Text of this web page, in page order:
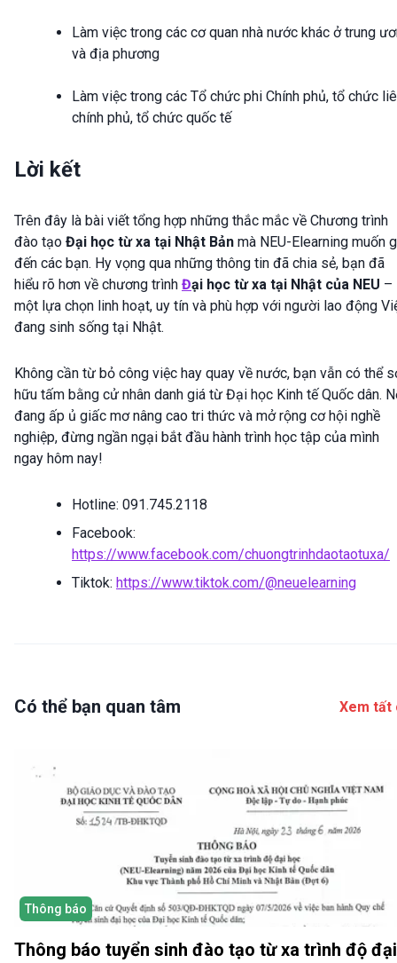
Làm việc trong các cơ quan nhà nước khác ở trung
và địa phương
Làm việc trong các Tổ chức phi Chính phủ, tổ chức
chính phủ, tổ chức quốc tế
Lời kết
Trên đây là bài viết tổng hợp những thắc mắc về Chương trình
đào tạo Đại học từ xa tại Nhật Bản mà NEU-Elearning muốn
đến các bạn. Hy vọng qua những thông tin đã chia sẻ, bạn đã
hiểu rõ hơn về chương trình Đại học từ xa tại Nhật của NEU –
một lựa chọn linh hoạt, uy tín và phù hợp với người lao động
đang sinh sống tại Nhật.
Không cần từ bỏ công việc hay quay về nước, bạn vẫn có thể
hữu tấm bằng cử nhân danh giá từ Đại học Kinh tế Quốc dân.
đang ấp ủ giấc mơ nâng cao tri thức và mở rộng cơ hội nghề
nghiệp, đừng ngần ngại bắt đầu hành trình học tập của mình
ngay hôm nay!
Hotline: 091.745.2118
Facebook:
https://www.facebook.com/chuongtrinhdaotaotuxa/
Tiktok: https://www.tiktok.com/@neuelearning
Có thể bạn quan tâm Xem tất
Thông báo
Thông báo tuyển sinh đào tạo từ xa trình độ đại